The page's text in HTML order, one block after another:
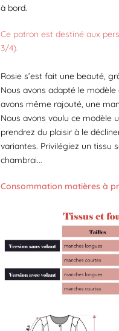
à bord.
Ce patron est destiné aux
3/4).
Rosie s’est fait une beauté,
Nous avons adapté le
avons même rajouté, une
Nous avons voulu ce modèle
prendrez du plaisir à le
variantes. Privilégiez un tissu
chambrai...
Consommation matières à